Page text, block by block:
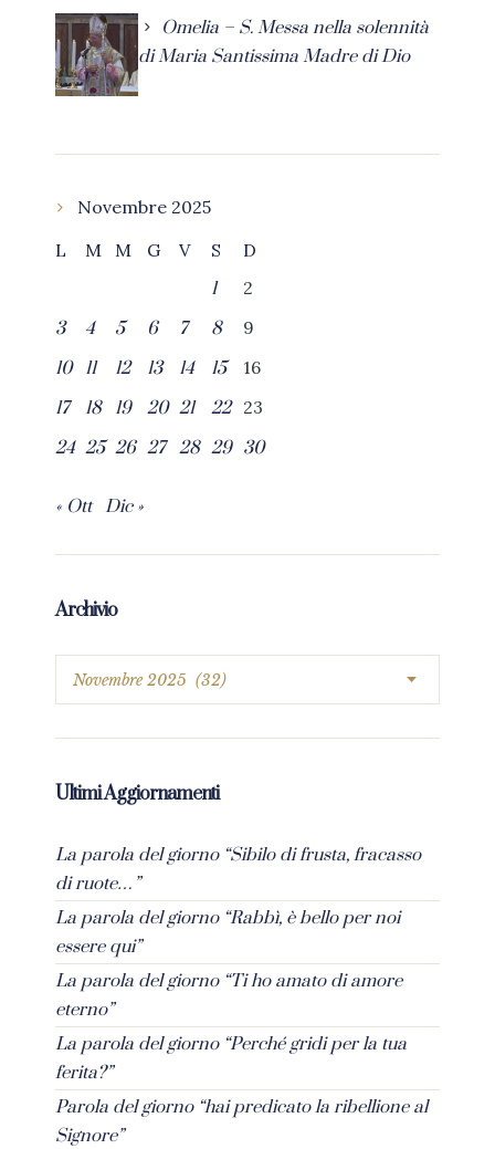
Omelia – S. Messa nella solennità
di Maria Santissima Madre di Dio
Novembre 2025
L
M M G V S
D
1
2
3
4 5 6 7 8
9
10
11 12 13 14 15
16
17
18 19 20 21 22 23
24 25 26 27 28 29 30
« Ott Dic »
Archivio
Ultimi Aggiornamenti
La parola del giorno “Sibilo di frusta, fracasso
di ruote…”
La parola del giorno “Rabbì, è bello per noi
essere qui”
La parola del giorno “Ti ho amato di amore
eterno”
La parola del giorno “Perché gridi per la tua
ferita?”
Parola del giorno “hai predicato la ribellione al
Signore”